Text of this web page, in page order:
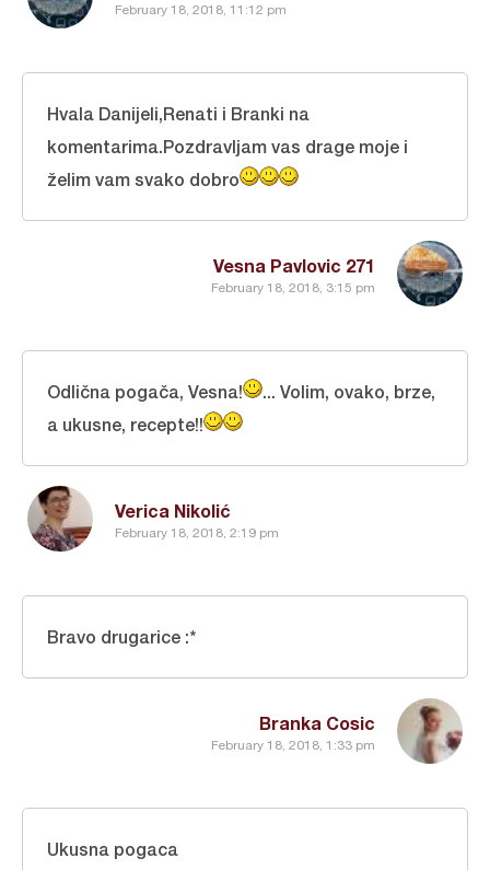
February 18, 2018, 11:12 pm
Vesna Pavlovic 271
February 18, 2018, 3:15 pm
Hvala Danijeli,Renati i Branki na
komentarima.Pozdravljam vas drage moje i
želim vam svako dobro
Verica Nikolić
February 18, 2018, 2:19 pm
Odlična pogača, Vesna!
... Volim, ovako, brze,
a ukusne, recepte!!
Branka Cosic
February 18, 2018, 1:33 pm
Bravo drugarice :*
Ukusna pogaca